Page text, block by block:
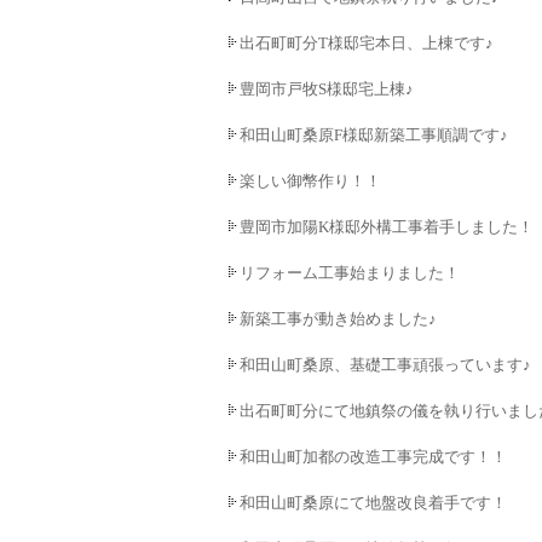
出石町町分T様邸宅本日、上棟です♪
豊岡市戸牧S様邸宅上棟♪
和田山町桑原F様邸新築工事順調です♪
楽しい御幣作り！！
豊岡市加陽K様邸外構工事着手しました！
リフォーム工事始まりました！
新築工事が動き始めました♪
和田山町桑原、基礎工事頑張っています♪
出石町町分にて地鎮祭の儀を執り行いまし
和田山町加都の改造工事完成です！！
和田山町桑原にて地盤改良着手です！